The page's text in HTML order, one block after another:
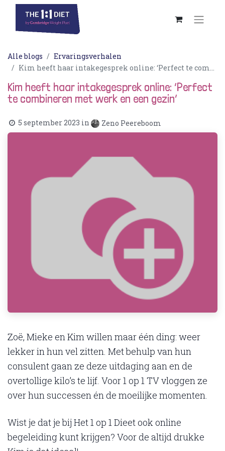
Alle blogs
Ervaringsverhalen
Kim heeft haar intakegesprek online: ‘Perfect te combineren met werk en een gezin’
Kim heeft haar intakegesprek online: ‘Perfect
te combineren met werk en een gezin’
5 september 2023 in Zeno Peereboom
Zoë, Mieke en Kim willen maar één ding: weer
lekker in hun vel zitten. Met behulp van hun
consulent gaan ze deze uitdaging aan en de
overtollige kilo’s te lijf. Voor 1 op 1 TV vloggen ze
over hun successen én de moeilijke momenten.
Wist je dat je bij Het 1 op 1 Dieet ook online
begeleiding kunt krijgen? Voor de altijd drukke